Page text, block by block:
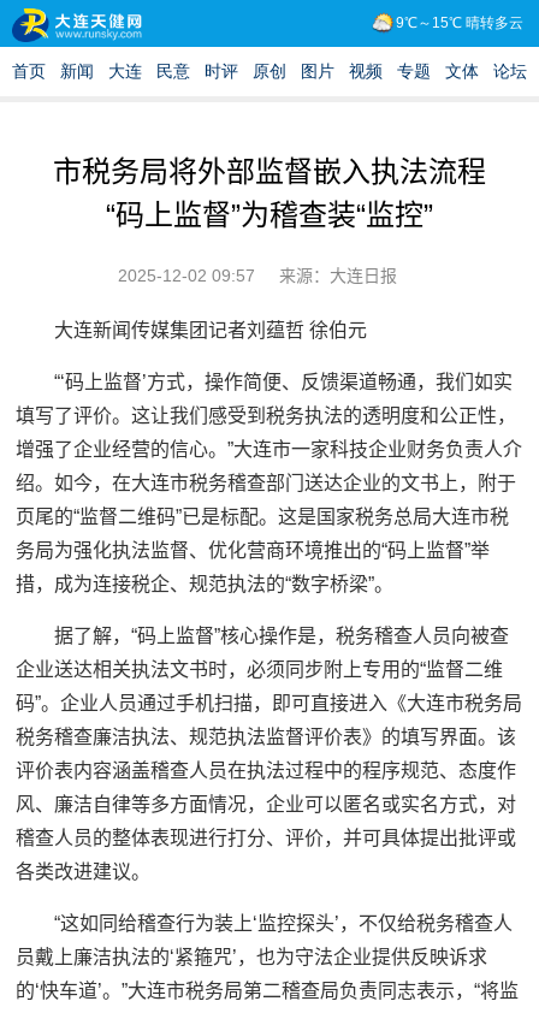
市税务局将外部监督嵌入执法流程
“码上监督”为稽查装“监控”
2025-12-02 09:57 来源：大连日报
大连新闻传媒集团记者刘蕴哲 徐伯元
“‘码上监督’方式，操作简便、反馈渠道畅通，我们如实
填写了评价。这让我们感受到税务执法的透明度和公正性，
增强了企业经营的信心。”大连市一家科技企业财务负责人介
绍。如今，在大连市税务稽查部门送达企业的文书上，附于
页尾的“监督二维码”已是标配。这是国家税务总局大连市税
务局为强化执法监督、优化营商环境推出的“码上监督”举
措，成为连接税企、规范执法的“数字桥梁”。
据了解，“码上监督”核心操作是，税务稽查人员向被查
企业送达相关执法文书时，必须同步附上专用的“监督二维
码”。企业人员通过手机扫描，即可直接进入《大连市税务局
税务稽查廉洁执法、规范执法监督评价表》的填写界面。该
评价表内容涵盖稽查人员在执法过程中的程序规范、态度作
风、廉洁自律等多方面情况，企业可以匿名或实名方式，对
稽查人员的整体表现进行打分、评价，并可具体提出批评或
各类改进建议。
“这如同给稽查行为装上‘监控探头’，不仅给税务稽查人
员戴上廉洁执法的‘紧箍咒’，也为守法企业提供反映诉求
的‘快车道’。”大连市税务局第二稽查局负责同志表示，“将监